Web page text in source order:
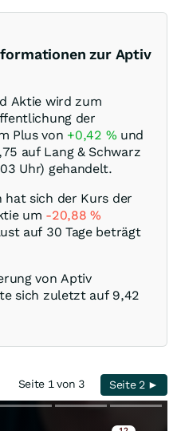
zur Aptiv
Aktie wird zum
der
Plus von +0,42 % und
auf Lang & Schwarz
Uhr) gehandelt.
hat sich der Kurs der
um -20,88%
auf 30 Tage beträgt
von Aptiv
sich zuletzt auf 9,42
Seite 1 von 3 Seite 2 ►